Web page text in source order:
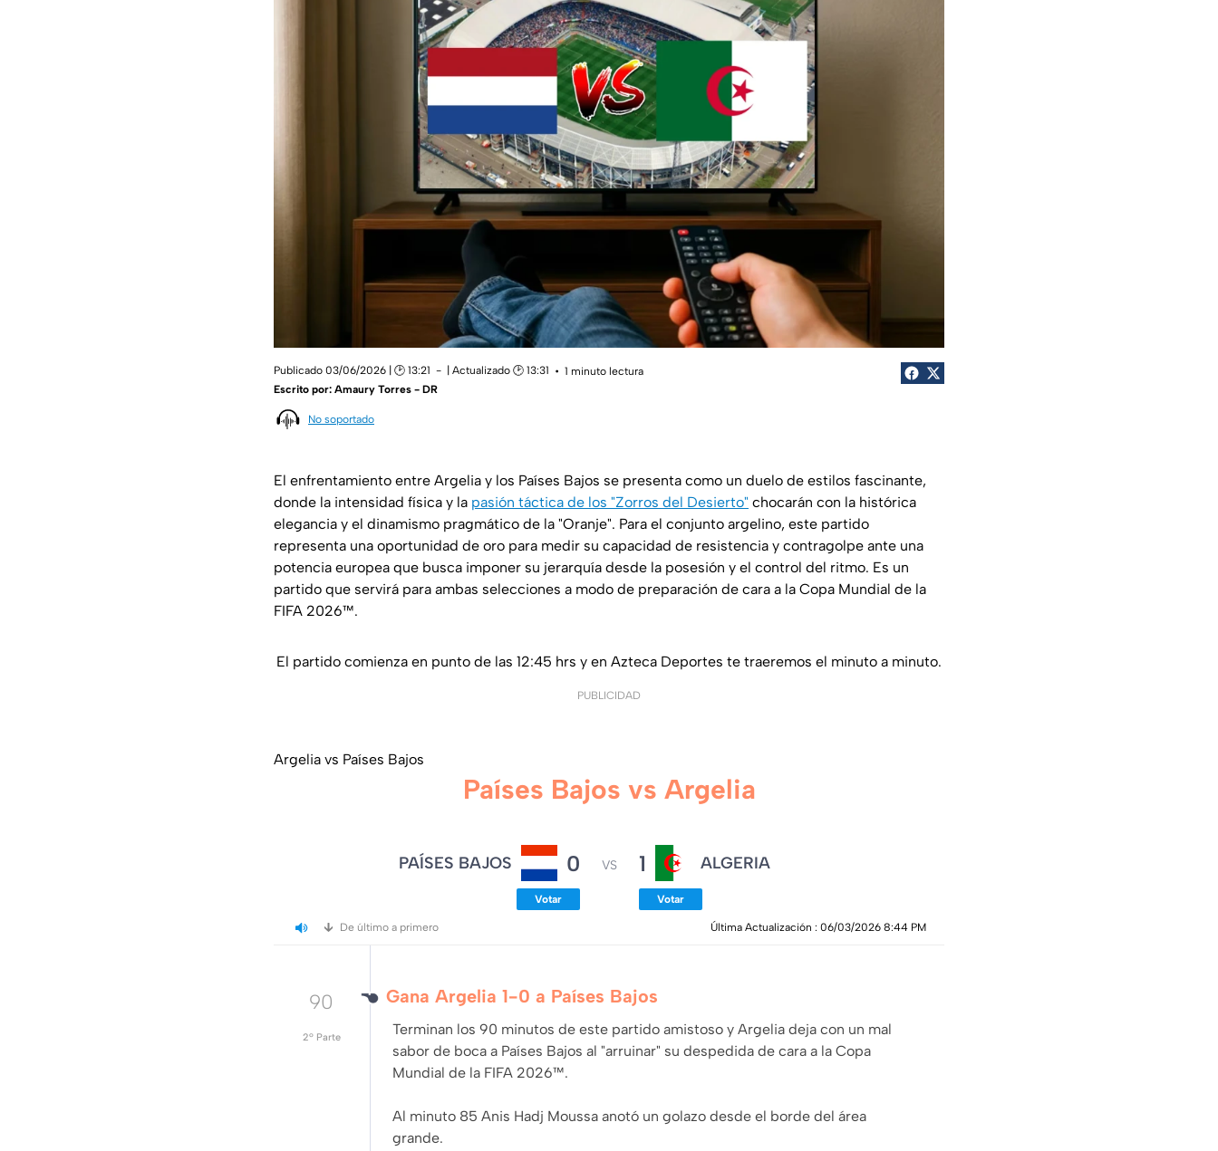
Publicado 03/06/2026 | 🕑 13:21 | Actualizado 🕑 13:31
1 minuto lectura
Escrito por: Amaury Torres - DR
No soportado
El enfrentamiento entre Argelia y los Países Bajos se presenta como un duelo de estilos fascinante,
donde la intensidad física y la pasión táctica de los "Zorros del Desierto" chocarán con la histórica
elegancia y el dinamismo pragmático de la "Oranje". Para el conjunto argelino, este partido
representa una oportunidad de oro para medir su capacidad de resistencia y contragolpe ante una
potencia europea que busca imponer su jerarquía desde la posesión y el control del ritmo. Es un
partido que servirá para ambas selecciones a modo de preparación de cara a la Copa Mundial de la
FIFA 2026™.
El partido comienza en punto de las 12:45 hrs y en Azteca Deportes te traeremos el minuto a minuto.
PUBLICIDAD
Argelia vs Países Bajos
Países Bajos vs Argelia
PAÍSES BAJOS 0
Votar
VS 1 ALGERIA
Votar
De último a primero Última Actualización : 06/03/2026 8:44 PM
90
2º Parte
Gana Argelia 1-0 a Países Bajos
Terminan los 90 minutos de este partido amistoso y Argelia deja con un mal
sabor de boca a Países Bajos al "arruinar" su despedida de cara a la Copa
Mundial de la FIFA 2026™.
Al minuto 85 Anis Hadj Moussa anotó un golazo desde el borde del área
grande.